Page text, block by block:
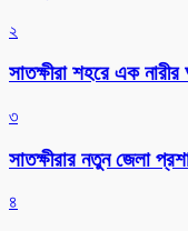
২
সাতক্ষীরা শহরে এক
৩
সাতক্ষীরার নতুন জেলা
৪